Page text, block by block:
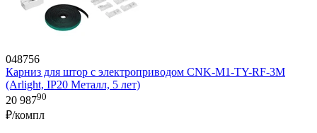
048756
Карниз для штор с электроприводом CNK-M1-TY-RF-3M
(Arlight, IP20 Металл, 5 лет)
20 98790
₽/компл